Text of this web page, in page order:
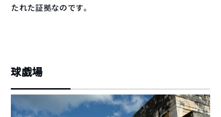
たれた証拠なのです。
球戯場